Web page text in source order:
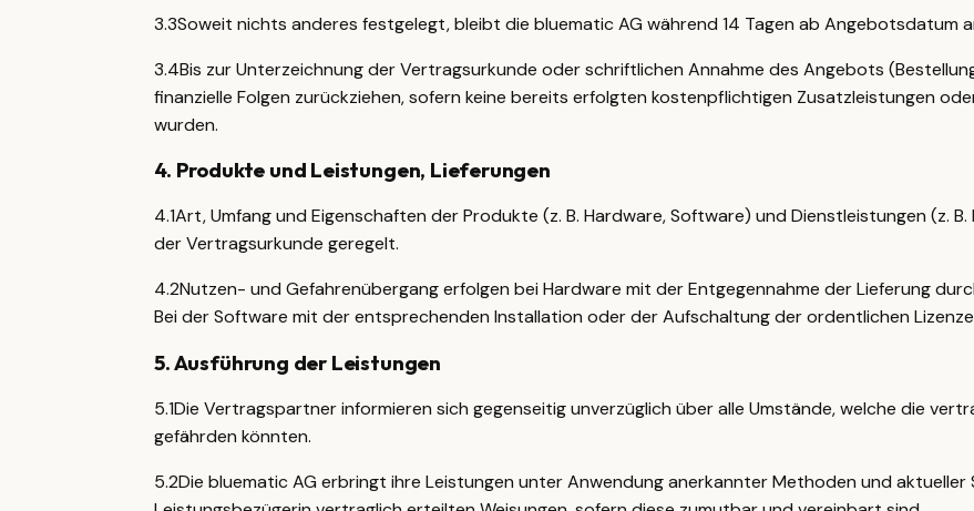
3.3Soweit nichts anderes festgelegt, bleibt die bluematic AG während 14 Tagen ab Angebotsdatum
3.4Bis zur Unterzeichnung der Vertragsurkunde oder schriftlichen Annahme des Angebots
finanzielle Folgen zurückziehen, sofern keine bereits erfolgten kostenpflichtigen Zusatzleistungen
wurden.
4. Produkte und Leistungen, Lieferungen
4.1Art, Umfang und Eigenschaften der Produkte (z. B. Hardware, Software) und Dienstleistungen (z.
der Vertragsurkunde geregelt.
4.2Nutzen- und Gefahrenübergang erfolgen bei Hardware mit der Entgegennahme der Lieferung
Bei der Software mit der entsprechenden Installation oder der Aufschaltung der ordentlichen
5.Ausführung der Leistungen
5.1Die Vertragspartner informieren sich gegenseitig unverzüglich über alle Umstände, welche die
gefährden könnten.
5.2Die bluematic AG erbringt ihre Leistungen unter Anwendung anerkannter Methoden und